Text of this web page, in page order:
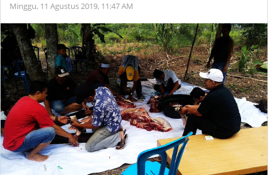
Minggu, 11 Agustus 2019, 11:47 AM